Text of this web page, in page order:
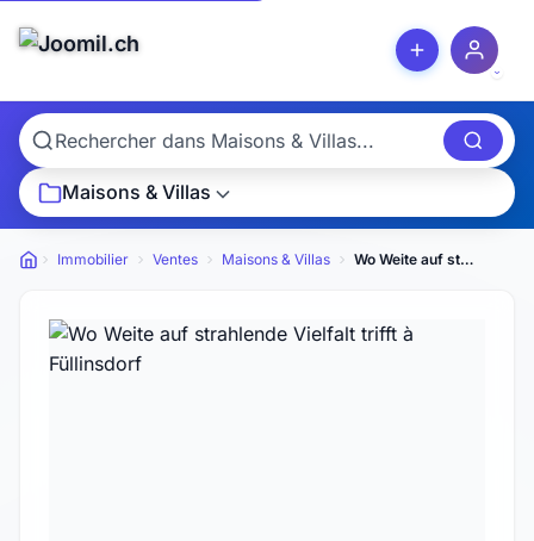
Maisons & Villas
Petites annonces
Immobilier Ventes Maisons & Villas Wo Weite auf strahlende Vielfalt trifft